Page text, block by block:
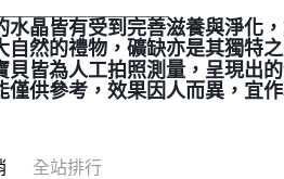
水晶皆有受到完善滋養與淨化
自然的禮物，礦缺亦是其獨特
貝皆為人工拍照測量，呈現出
僅供參考，效果因人而異，宜
全站排行